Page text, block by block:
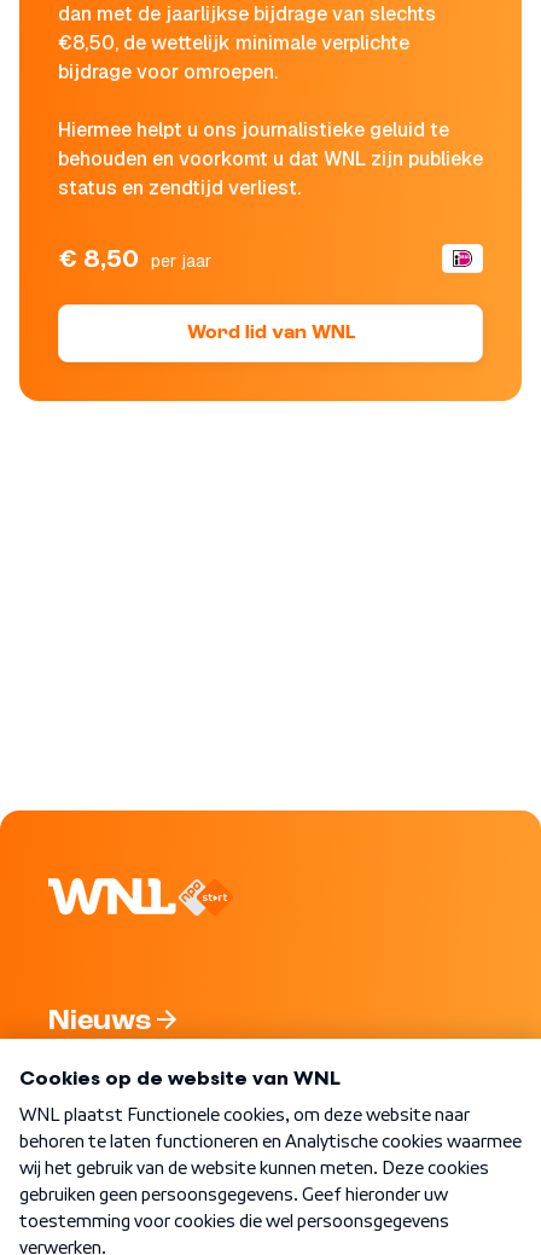
dan met de jaarlijkse bijdrage van slechts
€8,50, de wettelijk minimale verplichte
bijdrage voor omroepen.
Hiermee helpt u ons journalistieke geluid te
behouden en voorkomt u dat WNL zijn publieke
status en zendtijd verliest.
€ 8,50 per jaar
Word lid van WNL
Nieuws
Nieuwsbrief
Word Lid